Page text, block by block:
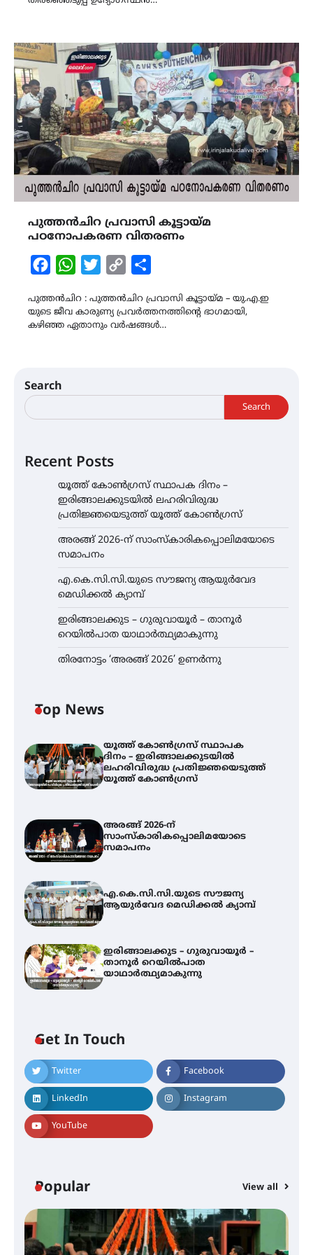
പുത്തൻചിറ പ്രവാസി കൂട്ടായ്മ
പഠനോപകരണ വിതരണം
FacebookWhatsAppTwitterCopy
പുത്തന്‍ചിറ : പുത്തൻചിറ പ്രവാസി കൂട്ടായ്മ – യു.എ.ഇ
യുടെ ജീവ കാരുണ്യ പ്രവര്‍ത്തനത്തിന്റെ ഭാഗമായി,
കഴിഞ്ഞ ഏതാനും വർഷങ്ങൾ…
Search
Search
Recent Posts
യൂത്ത് കോൺഗ്രസ്‌ സ്ഥാപക ദിനം –
ഇരിങ്ങാലക്കുടയിൽ ലഹരിവിരുദ്ധ
പ്രതിജ്ഞയെടുത്ത് യൂത്ത് കോൺഗ്രസ്
അരങ്ങ് 2026-ന് സാംസ്കാരികപ്പൊലിമയോടെ
സമാപനം
എ.കെ.സി.സി.യുടെ സൗജന്യ ആയുർവേദ
മെഡിക്കൽ ക്യാമ്പ്
ഇരിങ്ങാലക്കുട – ഗുരുവായൂർ – താനൂർ
റെയിൽപാത യാഥാർത്ഥ്യമാകുന്നു
തിരനോട്ടം ‘അരങ്ങ് 2026’ ഉണർന്നു
Top News
യൂത്ത് കോൺഗ്രസ്‌ സ്ഥാപക
ദിനം – ഇരിങ്ങാലക്കുടയിൽ
ലഹരിവിരുദ്ധ പ്രതിജ്ഞയെടുത്ത്
യൂത്ത് കോൺഗ്രസ്
അരങ്ങ് 2026-ന്
സാംസ്കാരികപ്പൊലിമയോടെ
സമാപനം
എ.കെ.സി.സി.യുടെ സൗജന്യ
ആയുർവേദ മെഡിക്കൽ ക്യാമ്പ്
ഇരിങ്ങാലക്കുട – ഗുരുവായൂർ –
താനൂർ റെയിൽപാത
യാഥാർത്ഥ്യമാകുന്നു
Get In Touch
Twitter Facebook
LinkedIn Instagram
YouTube
Popular View all
എ.കെ.സി.സി.യുടെ സൗജന്യ
ആയുർവേദ മെഡിക്കൽ ക്യാമ്പ്
തിരനോട്ടം ‘അരങ്ങ് 2026’ ഉണർന്നു